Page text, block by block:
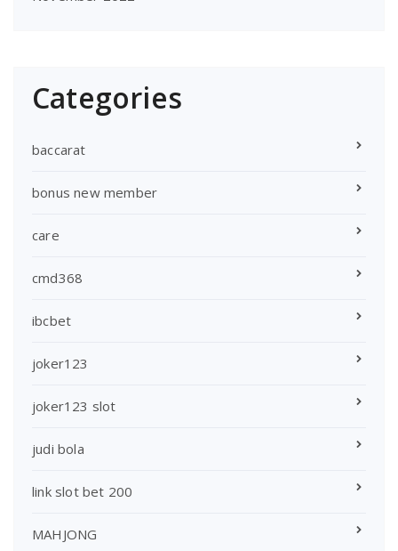
Categories
baccarat
bonus new member
care
cmd368
ibcbet
joker123
joker123 slot
judi bola
link slot bet 200
MAHJONG